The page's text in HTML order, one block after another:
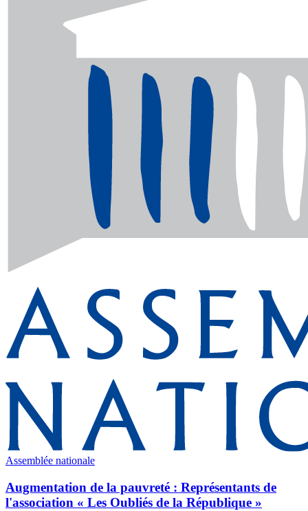
Assemblée nationale
Augmentation de la pauvreté : Représentants de
l'association « Les Oubliés de la République »